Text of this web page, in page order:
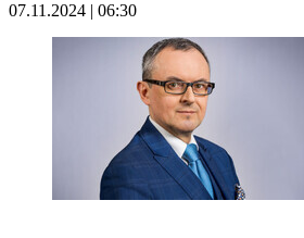
07.11.2024 | 06:30